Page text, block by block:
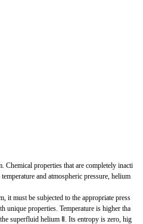
Chemical properties that are completely inacti
and atmospheric pressure, helium
it must be subjected to the appropriate press
properties. Temperature is higher tha
superfluid helium Ⅱ. Its entropy is zero, hig